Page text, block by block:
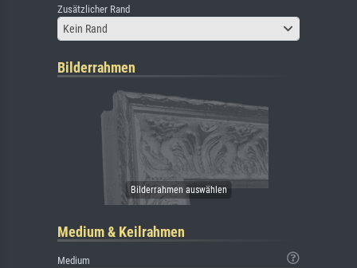
Zusätzlicher Rand
Kein Rand
Bilderrahmen
Medium & Keilrahmen
Medium